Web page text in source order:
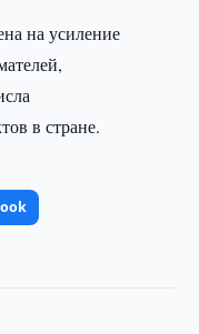
на усиление
в стране.